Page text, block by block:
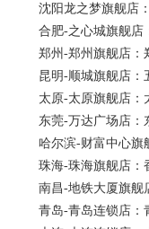
沈阳龙之梦旗舰店：
合肥-之心城旗舰店：
郑州-郑州旗舰店：郑
昆明-顺城旗舰店：五
太原-太原旗舰店：太
东莞-万达广场店：
哈尔滨-财富中心旗舰
珠海-珠海旗舰店：
南昌-地铁大厦旗舰店
青岛-青岛连锁店：青